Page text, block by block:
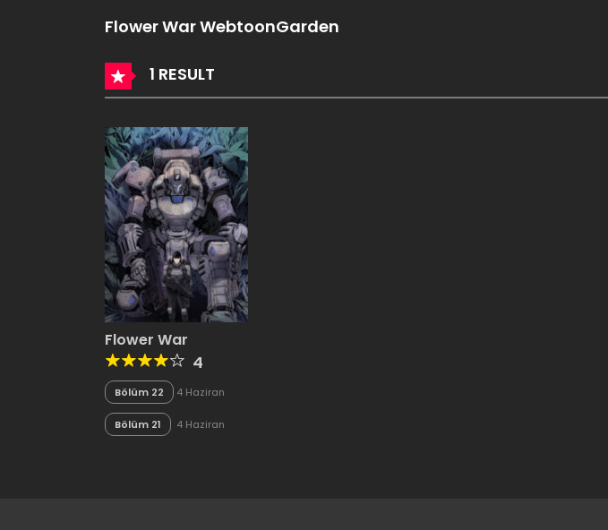
Flower War WebtoonGarden
1 RESULT
Flower War
4
Bölüm 22
4 Haziran
Bölüm 21
4 Haziran